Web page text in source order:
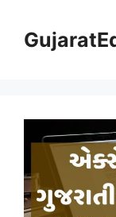
content